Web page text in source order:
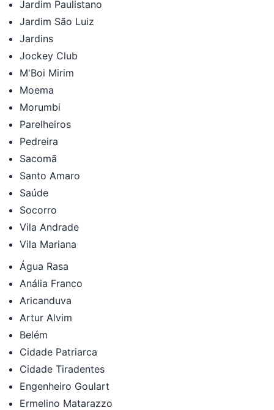
Jardim Paulistano
Jardim São Luiz
Jardins
Jockey Club
M'Boi Mirim
Moema
Morumbi
Parelheiros
Pedreira
Sacomã
Santo Amaro
Saúde
Socorro
Vila Andrade
Vila Mariana
Água Rasa
Anália Franco
Aricanduva
Artur Alvim
Belém
Cidade Patriarca
Cidade Tiradentes
Engenheiro Goulart
Ermelino Matarazzo